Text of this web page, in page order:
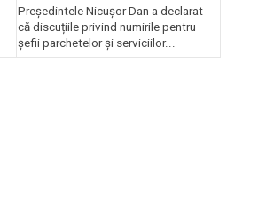
Președintele Nicușor Dan a declarat
că discuțiile privind numirile pentru
șefii parchetelor și serviciilor...